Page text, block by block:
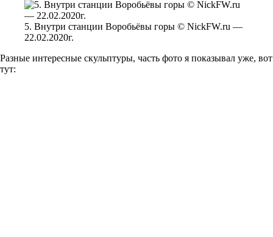
5. Внутри станции Воробьёвы горы © NickFW.ru —
22.02.2020г.
Разные интересные скульптуры, часть фото я показывал уже, вот
тут: